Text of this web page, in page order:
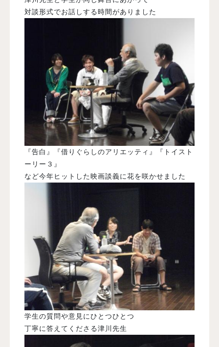
対談形式でお話しする時間がありました
『告白』『借りぐらしのアリエッティ』『トイスト
ーリー３』
など今年ヒットした映画談義に花を咲かせました
学生の質問や意見にひとつひとつ
丁寧に答えてくださる津川先生